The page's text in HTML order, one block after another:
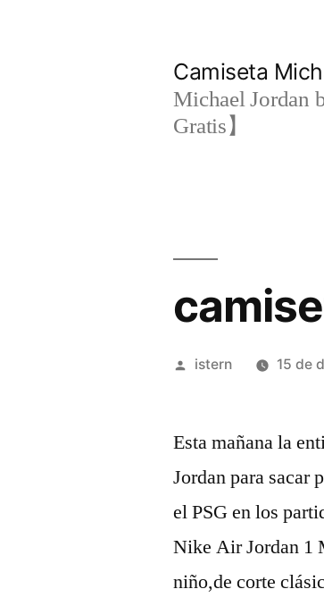
Camiseta
Michael Jordan
Gratis】
Publicado
istern 15 de
Esta mañana la
Jordan para sacar
el PSG en los
Nike Air Jordan 1
niño,de corte